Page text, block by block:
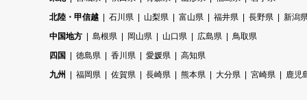
北陸・甲信越
石川県 山梨県 富山県 福井県 長野県
新潟
中国地方
島根県 岡山県 山口県 広島県
鳥取県
四国
徳島県 香川県 愛媛県
高知県
九州
福岡県 佐賀県 長崎県 熊本県 大分県 宮崎県 鹿児